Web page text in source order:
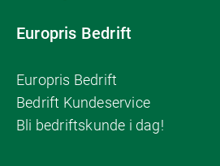
Europris Bedrift
Europris Bedrift
Bedrift Kundeservice
Bli bedriftskunde i dag!